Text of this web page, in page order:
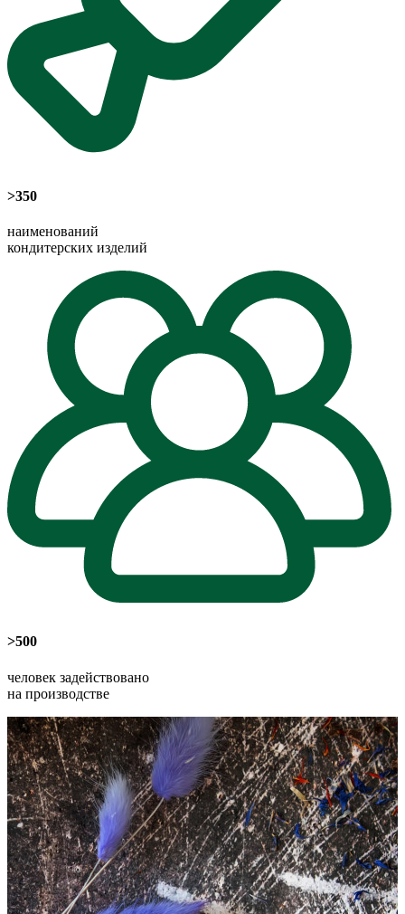
>350
наименований
кондитерских изделий
>500
человек задействовано
на производстве